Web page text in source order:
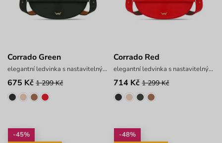
Corrado Green
elegantní ledvinka s nastavitelným popruhem
675 Kč 1 299 Kč
Corrado Red
elegantní ledvinka s nastavitelným popruhem
714 Kč 1 299 Kč
-45%
-48%